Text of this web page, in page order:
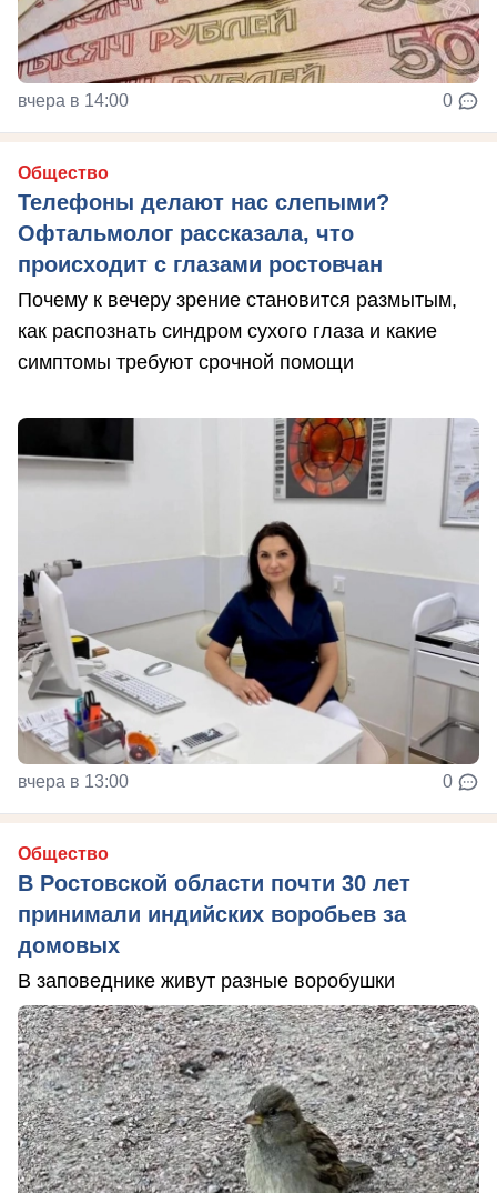
вчера в 14:00 0
Общество
Телефоны делают нас слепыми?
Офтальмолог рассказала, что
происходит с глазами ростовчан
Почему к вечеру зрение становится размытым,
как распознать синдром сухого глаза и какие
симптомы требуют срочной помощи
вчера в 13:00 0
Общество
В Ростовской области почти 30 лет
принимали индийских воробьев за
домовых
В заповеднике живут разные воробушки